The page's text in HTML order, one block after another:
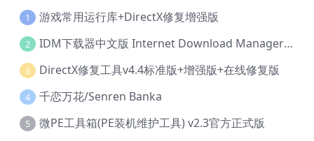
1 游戏常用运行库+DirectX修复增强版
2 IDM下载器中文版 Internet Download Manager v6.42.36 IDM
3 DirectX修复工具v4.4标准版+增强版+在线修复版
4 千恋万花/Senren Banka
5 微PE工具箱(PE装机维护工具) v2.3官方正式版